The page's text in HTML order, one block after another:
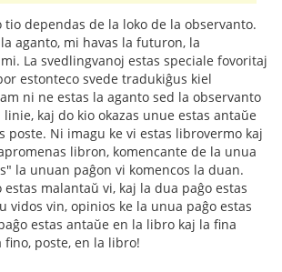
tio dependas de la loko de la observanto.
aganto, mi havas la futuron, la
La svedlingvanoj estas speciale fovoritaj
estonteco svede tradukiĝus kiel
ni ne estas la aganto sed la observanto
kaj do kio okazas unue estas antaŭe
poste. Ni imagu ke vi estas librovermo kaj
libron, komencante de la unua
la unuan paĝon vi komencos la duan.
malantaŭ vi, kaj la dua paĝo estas
vidos vin, opinios ke la unua paĝo estas
estas antaŭe en la libro kaj la fina
fino, poste, en la libro!